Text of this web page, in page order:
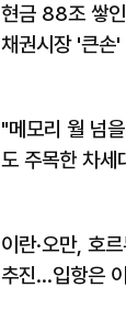
현금 88조 쌓
채권시장 '큰
"메모리 월 넘
도 주목한 차세
이란·오만, 호
추진…입항은